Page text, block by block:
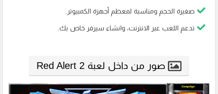
صغيرة الحجم ومناسبة لمعظم أجهزة الكمبيوتر.
تدعم اللعب عبر الانترنت، وانشاء سيرفر خاص بك.
صور من داخل لعبة Red Alert 2